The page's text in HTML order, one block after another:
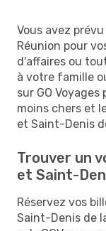
Vous avez
Réunion pour
d'affaires ou
à votre famille
sur GO
moins chers et
et Saint-Denis
Trouver un
et Saint-
Réservez vos
Saint-Denis de